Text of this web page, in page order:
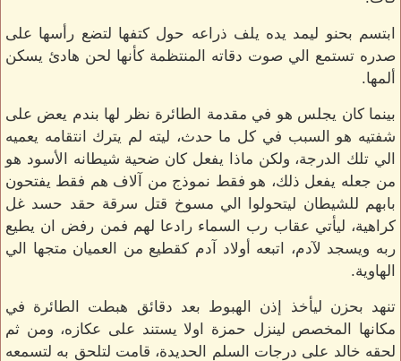
ابتسم بحنو ليمد يده يلف ذراعه حول كتفها لتضع رأسها على
صدره تستمع الي صوت دقاته المنتظمة كأنها لحن هادئ يسكن
ألمها.
بينما كان يجلس هو في مقدمة الطائرة نظر لها بندم يعض على
شفتيه هو السبب في كل ما حدث، ليته لم يترك انتقامه يعميه
الي تلك الدرجة، ولكن ماذا يفعل كان ضحية شيطانه الأسود هو
من جعله يفعل ذلك، هو فقط نموذج من آلاف هم فقط يفتحون
بابهم للشيطان ليتحولوا الي مسوخ قتل سرقة حقد حسد غل
كراهية، ليأتي عقاب رب السماء رادعا لهم فمن رفض ان يطيع
ربه ويسجد لآدم، اتبعه أولاد آدم كقطيع من العميان متجها الي
الهاوية.
تنهد بحزن ليأخذ إذن الهبوط بعد دقائق هبطت الطائرة في
مكانها المخصص لينزل حمزة اولا يستند على عكازه، ومن ثم
لحقه خالد على درجات السلم الحديدة، قامت لتلحق به لتسمعه